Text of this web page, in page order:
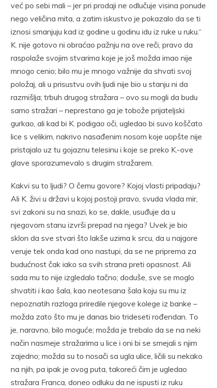
već po sebi mali – jer pri prodaji ne odlučuje visina ponude
nego veličina mita, a zatim iskustvo je pokazalo da se ti
iznosi smanjuju kad iz godine u godinu idu iz ruke u ruku.“
K. nije gotovo ni obraćao pažnju na ove reči, pravo da
raspolaže svojim stvarima koje je još možda imao nije
mnogo cenio; bilo mu je mnogo važnije da shvati svoj
položaj, ali u prisustvu ovih ljudi nije bio u stanju ni da
razmišlja; trbuh drugog stražara – ovo su mogli da budu
samo stražari – neprestano ga je tobože prijateljski
gurkao, ali kad bi K. podigao oči, ugledao bi suvo koščato
lice s velikim, nakrivo nasađenim nosom koje uopšte nije
pristajalo uz tu gojaznu telesinu i koje se preko K.-ove
glave sporazumevalo s drugim stražarem.
Kakvi su to ljudi? O čemu govore? Kojoj vlasti pripadaju?
Ali K. živi u državi u kojoj postoji pravo, svuda vlada mir,
svi zakoni su na snazi, ko se, dakle, usuđuje da u
njegovom stanu izvrši prepad na njega? Uvek je bio
sklon da sve stvari što lakše uzima k srcu, da u najgore
veruje tek onda kad ono nastupi, da se ne priprema za
budućnost čak iako sa svih strana preti opasnost. Ali
sada mu to nije izgledalo tačno; doduše, sve se moglo
shvatiti i kao šala, kao neotesana šala koju su mu iz
nepoznatih razloga priredile njegove kolege iz banke –
možda zato što mu je danas bio trideseti rođendan. To
je, naravno, bilo moguće; možda je trebalo da se na neki
način nasmeje stražarima u lice i oni bi se smejali s njim
zajedno; možda su to nosači sa ugla ulice, ličili su nekako
na njih, pa ipak je ovog puta, takoreći čim je ugledao
stražara Franca, doneo odluku da ne ispusti iz ruku